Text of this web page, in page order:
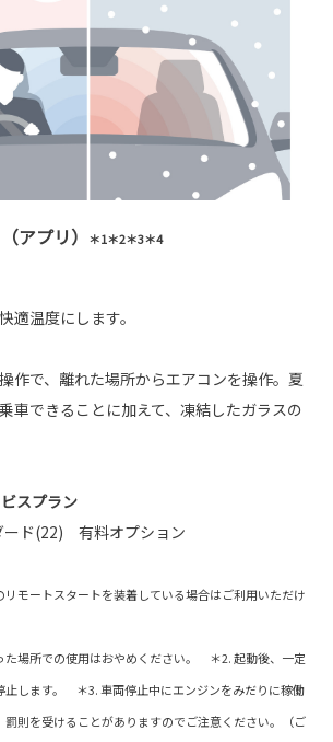
アプリ）
＊1＊2＊3＊4
適温度にします。
操作で、離れた場所からエアコンを操作。夏
車できることに加えて、凍結したガラスの
スプラン
ド(22) 有料オプション
モートスタートを装着している場合はご利用いただけ
た場所での使用はおやめください。 ＊2. 起動後、一定
止します。 ＊3. 車両停止中にエンジンをみだりに稼働
罰則を受けることがありますのでご注意ください。（ご